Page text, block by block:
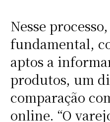
Nesse
fundamental,
aptos a
produtos, um
comparação
online. “O